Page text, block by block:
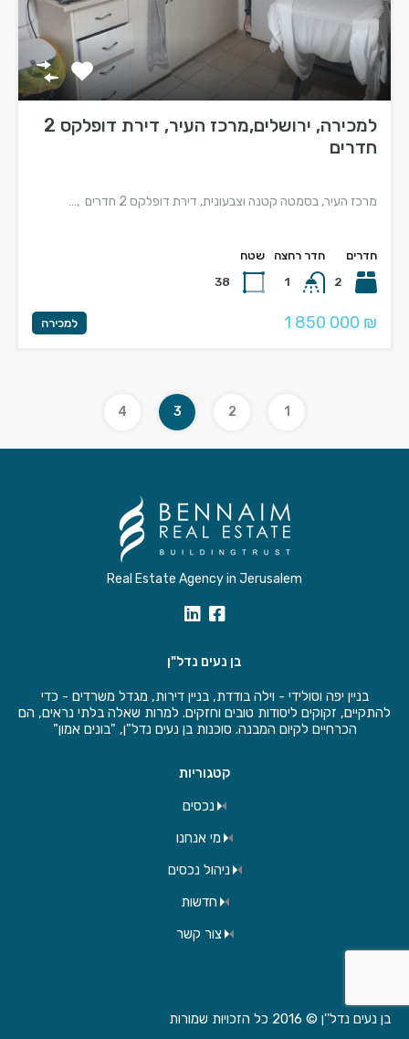
למכירה, ירושלים,מרכז העיר, דירת דופלקס 2
חדרים
מרכז העיר, בסמטה קטנה וצבעונית, דירת דופלקס 2 חדרים ,…
חדרים
2
חדר רחצה
1
שטח
38
למכירה 1 850 000 ₪
1
2
3
4
Real Estate Agency in Jerusalem
בן נעים נדל"ן
בניין יפה וסולידי - וילה בודדת, בניין דירות, מגדל משרדים - כדי
להתקיים, זקוקים ליסודות טובים וחזקים. למרות שאלה בלתי נראים, הם
הכרחיים לקיום המבנה. סוכנות בן נעים נדל"ן, "בונים אמון"
קטגוריות
נכסים
מי אנחנו
ניהול נכסים
חדשות
צור קשר
בן נעים נדל''ן © 2016 כל הזכויות שמורות